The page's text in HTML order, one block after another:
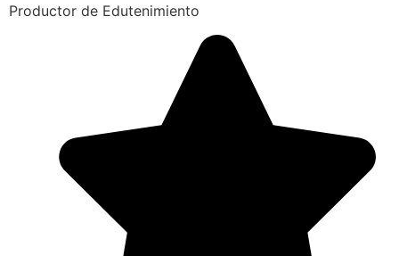
Productor de Edutenimiento